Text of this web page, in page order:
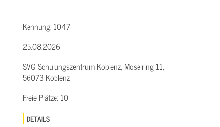
Kennung: 1047
25.08.2026
SVG Schulungszentrum Koblenz, Moselring 11,
56073 Koblenz
Freie Plätze: 10
DETAILS